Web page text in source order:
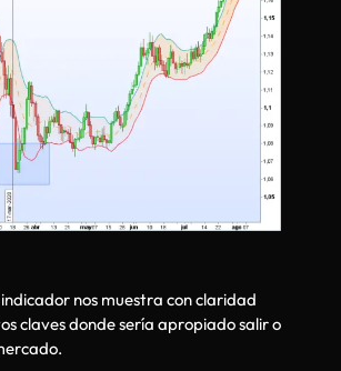
nos muestra con claridad
claves donde sería apropiado salir o